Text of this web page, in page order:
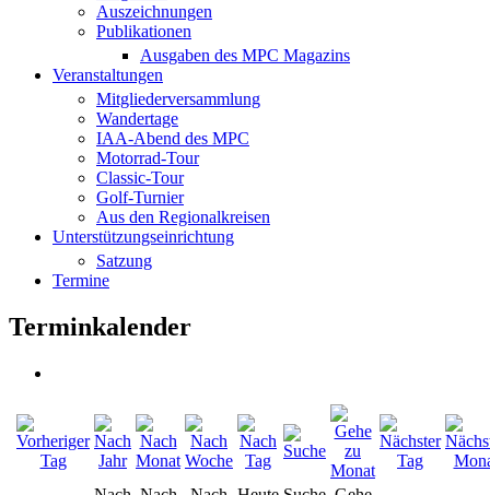
Auszeichnungen
Publikationen
Ausgaben des MPC Magazins
Veranstaltungen
Mitgliederversammlung
Wandertage
IAA-Abend des MPC
Motorrad-Tour
Classic-Tour
Golf-Turnier
Aus den Regionalkreisen
Unterstützungseinrichtung
Satzung
Termine
Terminkalender